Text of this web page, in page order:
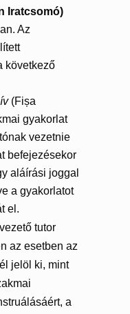
Iratcsomó)
Az
következő
(Fișa
gyakorlat
vezetnie
befejezésekor
aláírási joggal
a gyakorlatot
el.
tutor
az esetben az
jelöl ki, mint
a